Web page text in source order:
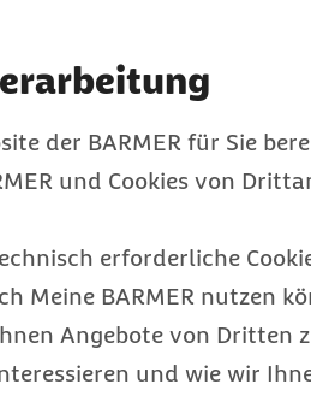
der BARMER für Sie
und Cookies von
erforderliche
Meine BARMER nutzen
Angebote von Dritten
und wie wir